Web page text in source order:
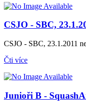
CSJO - SBC,
CSJO - SBC, 23.1.2011
Čti více
Junioři B -